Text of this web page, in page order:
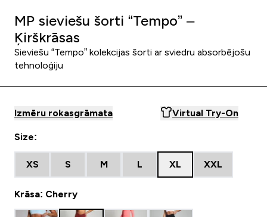
MP sieviešu šorti “Tempo” –
Ķirškrāsas
Sieviešu “Tempo” kolekcijas šorti ar sviedru absorbējošu
tehnoloģiju
Izmēru rokasgrāmata Virtual Try-On
Size:
XS S M L XL XXL
Krāsa: Cherry